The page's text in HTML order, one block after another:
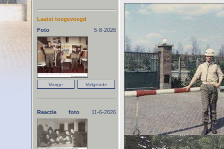
Laatst toegevoegd
Foto
5-8-2026
Reactie foto 11-6-2026